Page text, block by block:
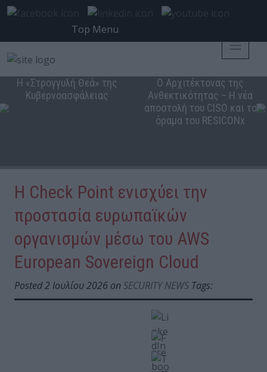
Top Menu
Η «Στρογγυλή Θεά» της
Κυβερνοασφάλειας
Ο Αρχιτέκτονας της
Ανθεκτικότητας – Η νέα
αποστολή του CISO και το
όραμα του RESICONx
Η Check Point ενισχύει την
προστασία ευρωπαϊκών
οργανισμών μέσω του AWS
European Sovereign Cloud
Posted 2 Ιουλίου 2026 on SECURITY NEWS Tags: